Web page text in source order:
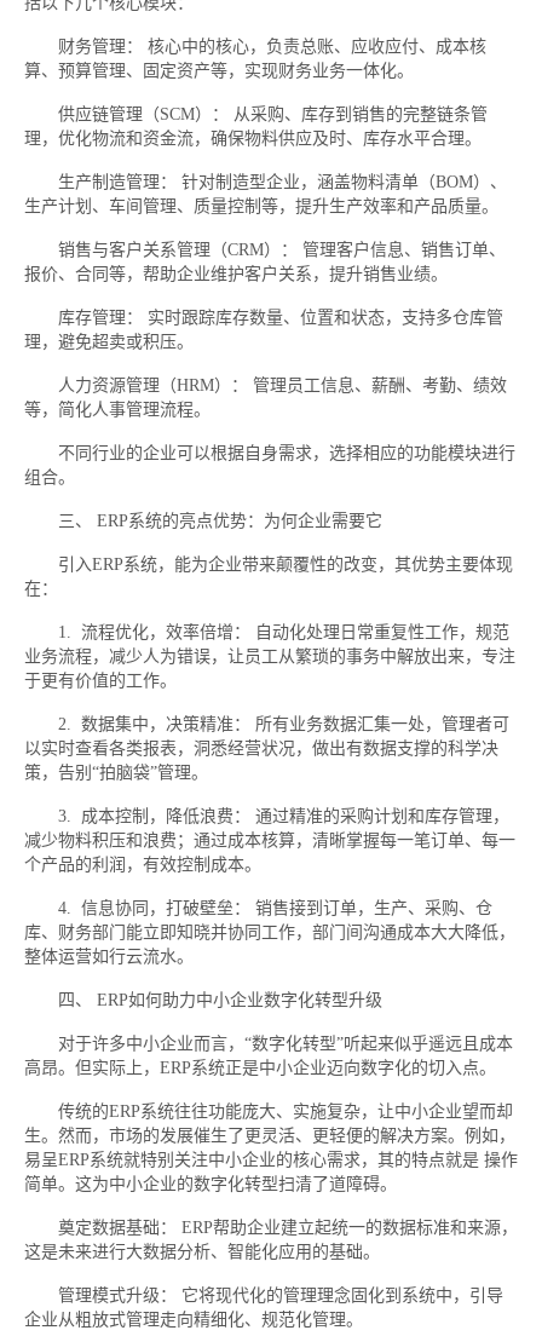
财务管理： 核心中的核心，负责总账、应收应付、成本核
算、预算管理、固定资产等，实现财务业务一体化。
供应链管理（SCM）： 从采购、库存到销售的完整链条管
理，优化物流和资金流，确保物料供应及时、库存水平合理。
生产制造管理： 针对制造型企业，涵盖物料清单（BOM）、
生产计划、车间管理、质量控制等，提升生产效率和产品质量。
销售与客户关系管理（CRM）： 管理客户信息、销售订单、
报价、合同等，帮助企业维护客户关系，提升销售业绩。
库存管理： 实时跟踪库存数量、位置和状态，支持多仓库管
理，避免超卖或积压。
人力资源管理（HRM）： 管理员工信息、薪酬、考勤、绩效
等，简化人事管理流程。
不同行业的企业可以根据自身需求，选择相应的功能模块进行
组合。
三、 ERP系统的亮点优势：为何企业需要它
引入ERP系统，能为企业带来颠覆性的改变，其优势主要体现
在：
1. 流程优化，效率倍增： 自动化处理日常重复性工作，规范
业务流程，减少人为错误，让员工从繁琐的事务中解放出来，专注
于更有价值的工作。
2. 数据集中，决策精准： 所有业务数据汇集一处，管理者可
以实时查看各类报表，洞悉经营状况，做出有数据支撑的科学决
策，告别“拍脑袋”管理。
3. 成本控制，降低浪费： 通过精准的采购计划和库存管理，
减少物料积压和浪费；通过成本核算，清晰掌握每一笔订单、每一
个产品的利润，有效控制成本。
4. 信息协同，打破壁垒： 销售接到订单，生产、采购、仓
库、财务部门能立即知晓并协同工作，部门间沟通成本大大降低，
整体运营如行云流水。
四、 ERP如何助力中小企业数字化转型升级
对于许多中小企业而言，“数字化转型”听起来似乎遥远且成本
高昂。但实际上，ERP系统正是中小企业迈向数字化的切入点。
传统的ERP系统往往功能庞大、实施复杂，让中小企业望而却
生。然而，市场的发展催生了更灵活、更轻便的解决方案。例如，
易呈ERP系统就特别关注中小企业的核心需求，其的特点就是 操作
简单。这为中小企业的数字化转型扫清了道障碍。
奠定数据基础： ERP帮助企业建立起统一的数据标准和来源，
这是未来进行大数据分析、智能化应用的基础。
管理模式升级： 它将现代化的管理理念固化到系统中，引导
企业从粗放式管理走向精细化、规范化管理。